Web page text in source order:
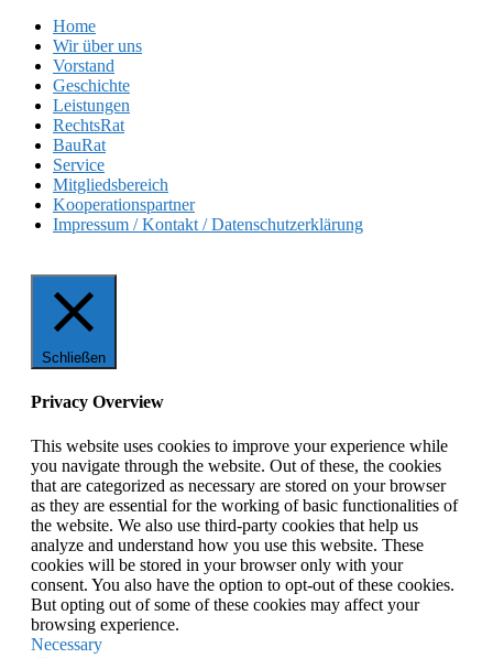
Home
Wir über uns
Vorstand
Geschichte
Leistungen
RechtsRat
BauRat
Service
Mitgliedsbereich
Kooperationspartner
Impressum / Kontakt / Datenschutzerklärung
Schließen
Privacy Overview
This website uses cookies to improve your experience while
you navigate through the website. Out of these, the cookies
that are categorized as necessary are stored on your browser
as they are essential for the working of basic functionalities of
the website. We also use third-party cookies that help us
analyze and understand how you use this website. These
cookies will be stored in your browser only with your
consent. You also have the option to opt-out of these cookies.
But opting out of some of these cookies may affect your
browsing experience.
Necessary